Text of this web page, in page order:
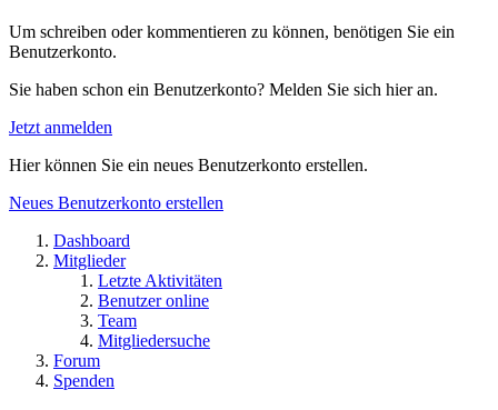
Um schreiben oder kommentieren zu können, benötigen Sie ein
Benutzerkonto.
Sie haben schon ein Benutzerkonto? Melden Sie sich hier an.
Jetzt anmelden
Hier können Sie ein neues Benutzerkonto erstellen.
Neues Benutzerkonto erstellen
Dashboard
Mitglieder
Letzte Aktivitäten
Benutzer online
Team
Mitgliedersuche
Forum
Spenden